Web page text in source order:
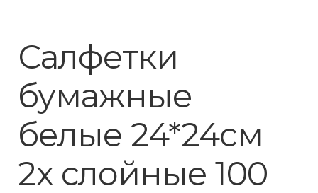
Салфетки
бумажные
белые 24*24см
2х слойные 100